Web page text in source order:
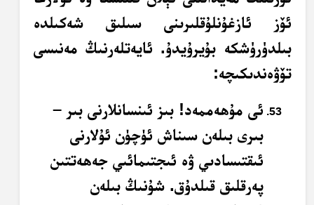
ئۆز ئازغۇنلۇقلىرىنى سىلىق شەكىلدە
بىلدۈرۈشكە بۇيرۇيدۇ. ئايەتلەرنىڭ مەنىسى
تۆۋەندىكىچە:
ئى مۇھەممەد! بىز ئىنسانلارنى بىر –
بىرى بىلەن سىناش ئۈچۈن ئۇلارنى
ئىقتىسادىي ۋە ئىجتىمائىي جەھەتتىن
پەرقلىق قىلدۇق. شۇنىڭ بىلەن